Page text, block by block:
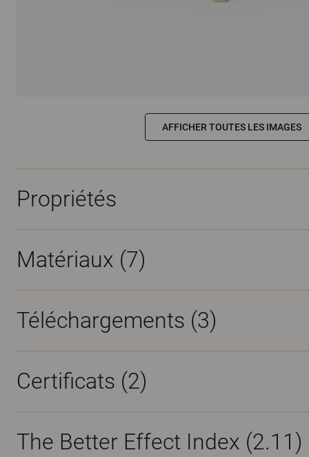
AFFICHER TOUTES LES IMAGES
Propriétés
Matériaux (7)
Téléchargements (3)
Certificats (2)
The Better Effect Index (2.11)